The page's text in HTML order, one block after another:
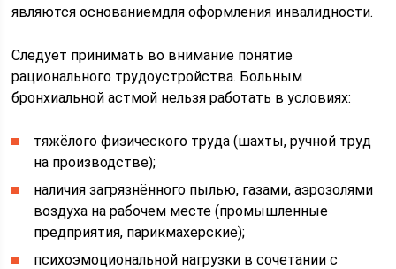
являются основаниемдля оформления инвалидности.
Следует принимать во внимание понятие
рационального трудоустройства. Больным
бронхиальной астмой нельзя работать в условиях:
тяжёлого физического труда (шахты, ручной труд
на производстве);
наличия загрязнённого пылью, газами, аэрозолями
воздуха на рабочем месте (промышленные
предприятия, парикмахерские);
психоэмоциональной нагрузки в сочетании с